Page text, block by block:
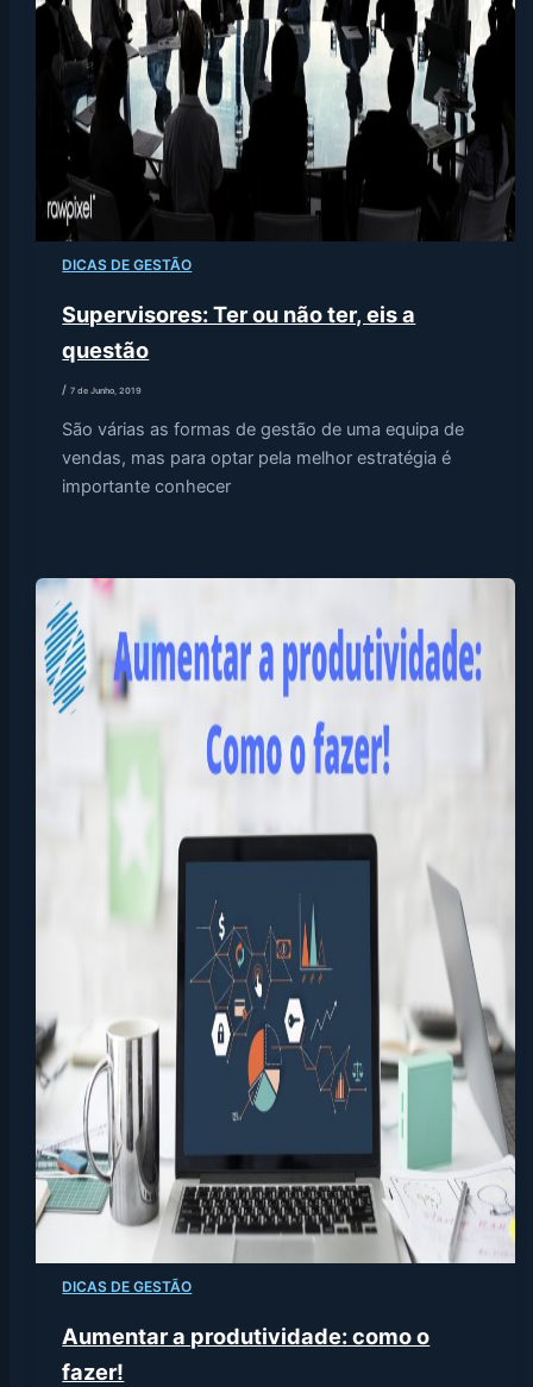
DICAS DE GESTÃO
Supervisores: Ter ou não ter, eis a
questão
/7 de Junho, 2019
São várias as formas de gestão de uma equipa de
vendas, mas para optar pela melhor estratégia é
importante conhecer
DICAS DE GESTÃO
Aumentar a produtividade: como o
fazer!